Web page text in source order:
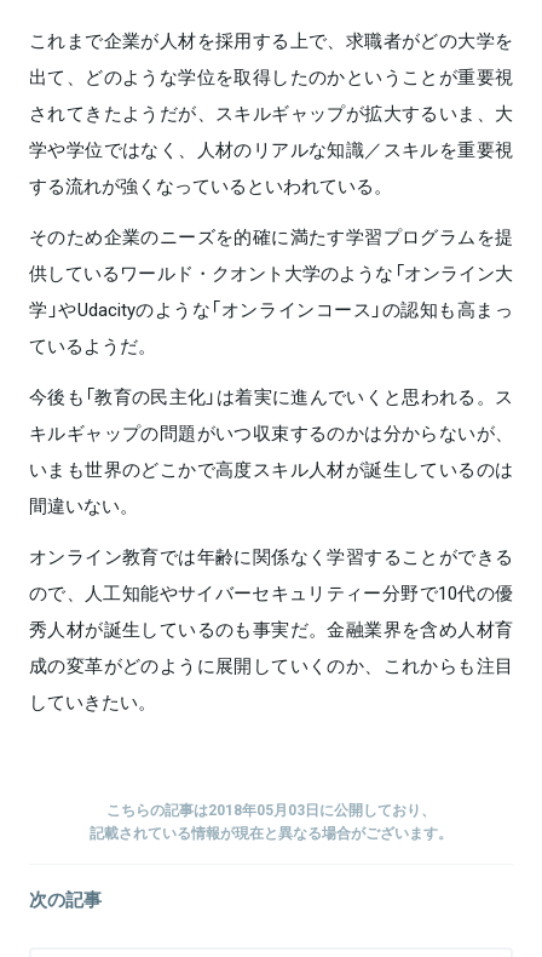
これまで企業が人材を採用する上で、求職者がどの大学を
出て、どのような学位を取得したのかということが重要視
されてきたようだが、スキルギャップが拡大するいま、大
学や学位ではなく、人材のリアルな知識／スキルを重要視
する流れが強くなっているといわれている。
そのため企業のニーズを的確に満たす学習プログラムを提
供しているワールド・クオント大学のような「オンライン大
学」やUdacityのような「オンラインコース」の認知も高まっ
ているようだ。
今後も「教育の民主化」は着実に進んでいくと思われる。ス
キルギャップの問題がいつ収束するのかは分からないが、
いまも世界のどこかで高度スキル人材が誕生しているのは
間違いない。
オンライン教育では年齢に関係なく学習することができる
ので、人工知能やサイバーセキュリティー分野で10代の優
秀人材が誕生しているのも事実だ。金融業界を含め人材育
成の変革がどのように展開していくのか、これからも注目
していきたい。
こちらの記事は2018年05月03日に公開しており、
記載されている情報が現在と異なる場合がございます。
次の記事